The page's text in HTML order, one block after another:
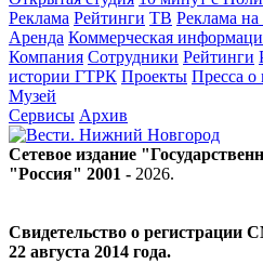
Реклама Рейтинги ТВ Реклама
Аренда Коммерческая
Компания Сотрудники Рейтинги
истории ГТРК Проекты Пресса о
Музей
Сервисы Архив
Сетевое издание
"Россия" 2001 - 2026.
Свидетельство о
22 августа 2014 года.